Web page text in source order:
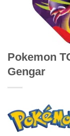
Pokemon
Gengar